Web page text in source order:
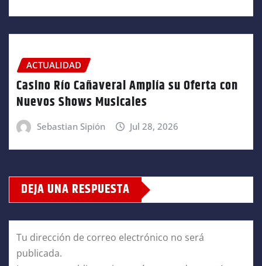
ACTUALIDAD
Casino Río Cañaveral Amplía su Oferta con
Nuevos Shows Musicales
Sebastian Sipión Jul 28, 2026
DEJA UNA RESPUESTA
Tu dirección de correo electrónico no será
publicada.